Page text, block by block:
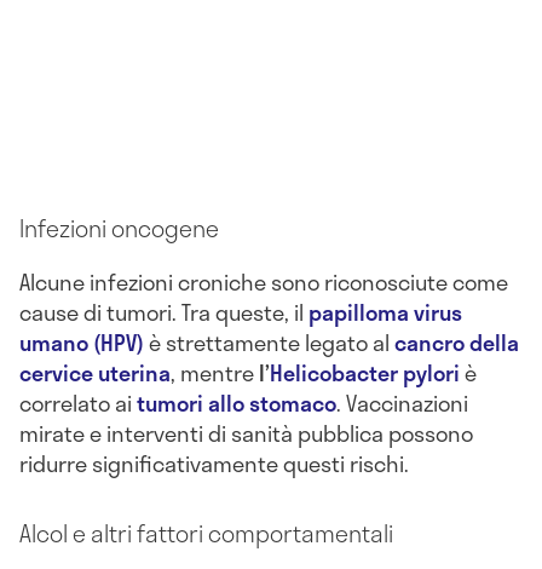
Infezioni oncogene
Alcune infezioni croniche sono riconosciute come
cause di tumori. Tra queste, il papilloma virus
umano (HPV)è strettamente legato alcancro della
cervice uterina, mentrel’Helicobacter pyloriè
correlato aitumori allo stomaco. Vaccinazioni
mirate e interventi di sanità pubblica possono
ridurre significativamente questi rischi.
Alcol e altri fattori comportamentali